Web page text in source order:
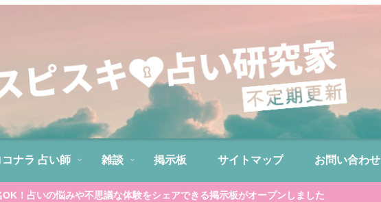
ナラ 占い師 雑談 掲示板 サイトマップ お問い合わせ
OK！占いの悩みや不思議な体験をシェアできる掲示板がオープンしました